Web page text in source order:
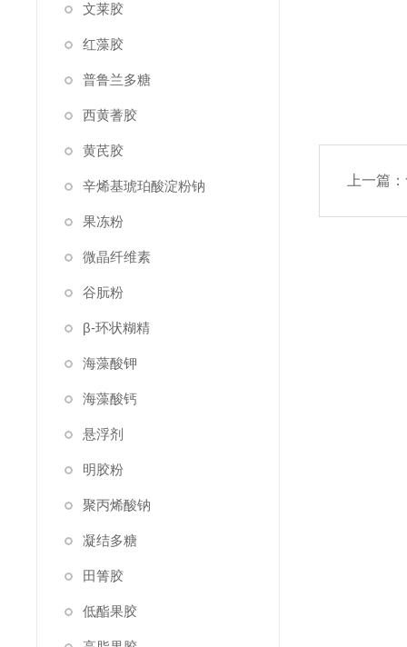
文莱胶
红藻胶
普鲁兰多糖
西黄蓍胶
黄芪胶
辛烯基琥珀酸淀粉钠
果冻粉
微晶纤维素
谷朊粉
β-环状糊精
海藻酸钾
海藻酸钙
悬浮剂
明胶粉
聚丙烯酸钠
凝结多糖
田箐胶
低酯果胶
上一篇：